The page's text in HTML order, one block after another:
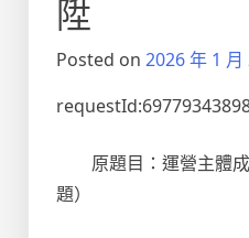
陞
Posted on 2026 年 1 月
原題目：運營主體
題）